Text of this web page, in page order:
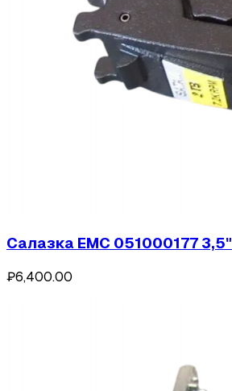
Салазка EMC 051000177 3,5"
₽6,400.00